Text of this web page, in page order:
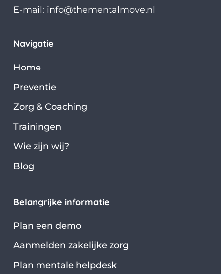
E-mail: info@thementalmove.nl
Navigatie
Home
Preventie
Zorg & Coaching
Trainingen
Wie zijn wij?
Blog
Belangrijke informatie
Plan een demo
Aanmelden zakelijke zorg
Plan mentale helpdesk